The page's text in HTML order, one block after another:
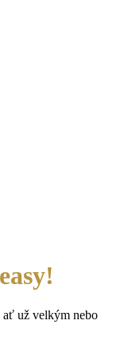
easy!
ať už velkým nebo